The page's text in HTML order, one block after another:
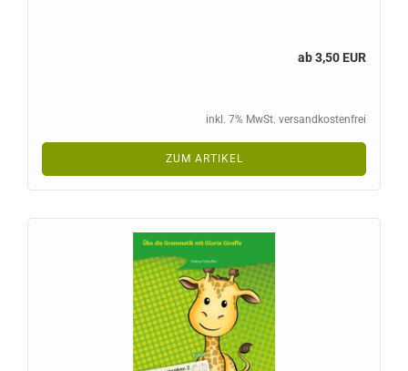
ab 3,50 EUR
inkl. 7% MwSt. versandkostenfrei
ZUM ARTIKEL